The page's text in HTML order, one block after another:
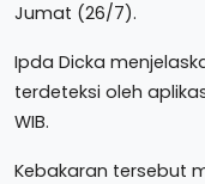
Jumat (26/7).
Ipda Dicka
terdeteksi oleh
WIB.
Kebakaran tersebut